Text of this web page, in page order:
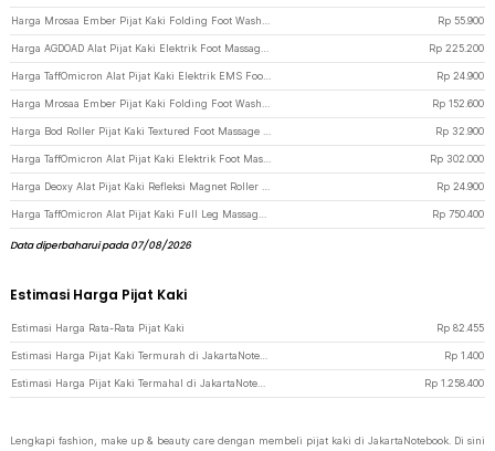
Rp 55.900
Rp 225.200
Rp 24.900
Rp 152.600
Rp 32.900
Rp 302.000
Rp 24.900
Rp 750.400
Data diperbaharui pada 07/08/2026
Estimasi Harga Pijat Kaki
Estimasi Harga Rata-Rata Pijat Kaki Rp 82.455
Rp 1.400
Rp 1.258.400
Lengkapi fashion, make up & beauty care dengan membeli pijat kaki di JakartaNotebook. Di sini